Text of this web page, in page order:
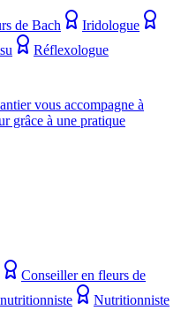
de Bach
Iridologue
Réflexologue
vous accompagne à
grâce à une pratique
Conseiller en fleurs de
Nutritionniste